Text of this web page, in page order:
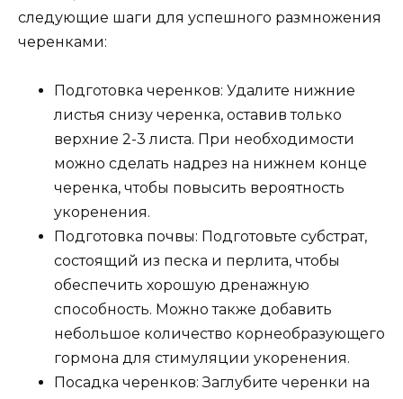
следующие шаги для успешного размножения
черенками:
Подготовка черенков: Удалите нижние
листья снизу черенка, оставив только
верхние 2-3 листа. При необходимости
можно сделать надрез на нижнем конце
черенка, чтобы повысить вероятность
укоренения.
Подготовка почвы: Подготовьте субстрат,
состоящий из песка и перлита, чтобы
обеспечить хорошую дренажную
способность. Можно также добавить
небольшое количество корнеобразующего
гормона для стимуляции укоренения.
Посадка черенков: Заглубите черенки на